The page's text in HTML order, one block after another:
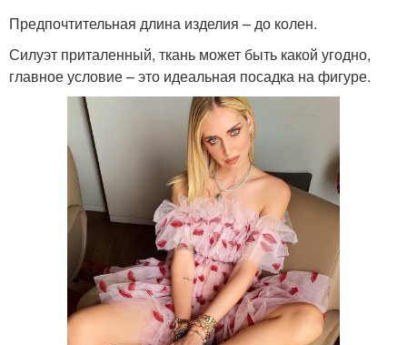
Предпочтительная длина изделия – до колен.
Силуэт приталенный, ткань может быть какой угодно,
главное условие – это идеальная посадка на фигуре.